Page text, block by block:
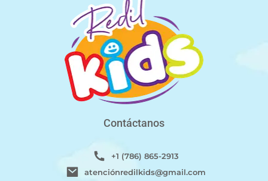
Contáctanos
+1 (786) 865-2913
atenciónredilkids@gmail.com